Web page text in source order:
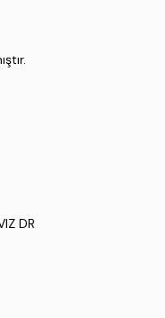
DR